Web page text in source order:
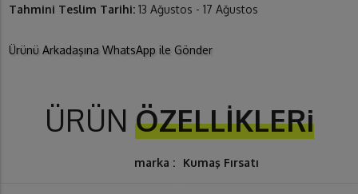
Tahmini Teslim Tarihi: 13 Ağustos - 17 Ağustos
Ürünü Arkadaşına WhatsApp ile Gönder
ÜRÜN ÖZELLİKLERi
marka : Kumaş Fırsatı